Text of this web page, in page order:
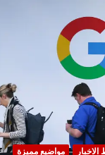
مواضيع مميزة